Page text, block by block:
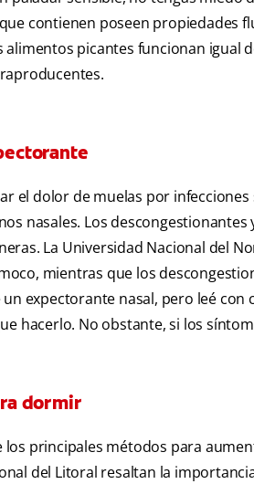
contienen poseen propiedades
alimentos picantes funcionan
el dolor de muelas por
nasales. Los descongestionantes
La Universidad Nacional del
mientras que los
un expectorante nasal, pero leé
hacerlo. No obstante, si los
dormir
principales métodos para
del Litoral resaltan la